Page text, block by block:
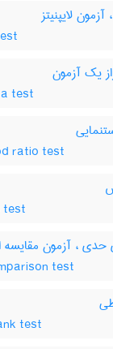
لایپنیتز
یک آزمون
test
ratio test
test
حدی ، آزمون
test
test